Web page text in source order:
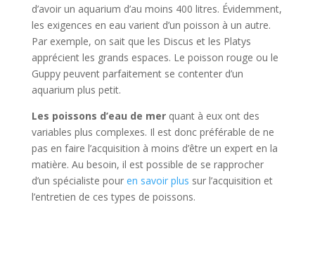
d’avoir un aquarium d’au moins 400 litres. Évidemment,
les exigences en eau varient d’un poisson à un autre.
Par exemple, on sait que les Discus et les Platys
apprécient les grands espaces. Le poisson rouge ou le
Guppy peuvent parfaitement se contenter d’un
aquarium plus petit.
Les poissons d’eau de merquant à eux ont des
variables plus complexes. Il est donc préférable de ne
pas en faire l’acquisition à moins d’être un expert en la
matière. Au besoin, il est possible de se rapprocher
d’un spécialiste pour en savoir plus sur l’acquisition et
l’entretien de ces types de poissons.